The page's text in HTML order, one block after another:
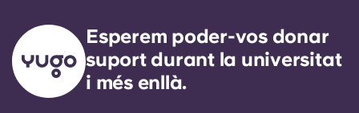
Esperem poder-vos donar
suport durant la universitat
i més enllà.